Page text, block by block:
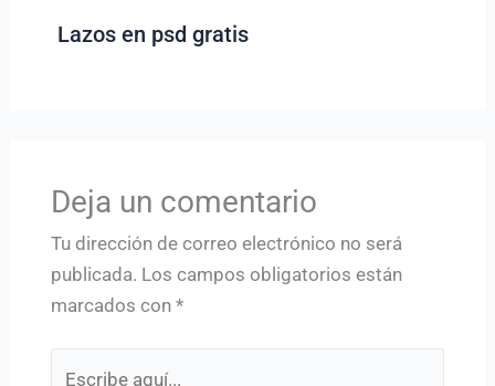
Lazos en psd gratis
Deja un comentario
Tu dirección de correo electrónico no será
publicada. Los campos obligatorios están
marcados con *